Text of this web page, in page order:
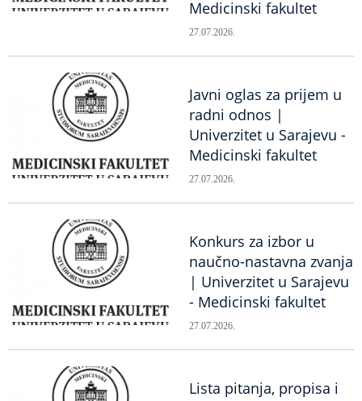
Medicinski fakultet
27.07.2026.
Javni oglas za prijem u
radni odnos |
Univerzitet u Sarajevu -
Medicinski fakultet
27.07.2026.
Konkurs za izbor u
naučno-nastavna zvanja
| Univerzitet u Sarajevu
- Medicinski fakultet
27.07.2026.
Lista pitanja, propisa i